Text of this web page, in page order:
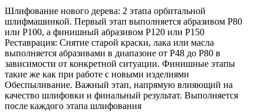
Шлифование нового дерева: 2 этапа орбитальной
шлифмашинкой. Первый этап выполняется абразивом Р80
или Р100, а финишный абразивом P120 или Р150
Реставрация: Снятие старой краски, лака или масла
выполняется абразивами в диапазоне от P48 до P80 в
зависимости от конкретной ситуации. Финишные этапы
такие же как при работе с новыми изделиями
Обеспыливание. Важный этап, напрямую влияющий на
качество шлифовки и финальный результат. Выполняется
после каждого этапа шлифования